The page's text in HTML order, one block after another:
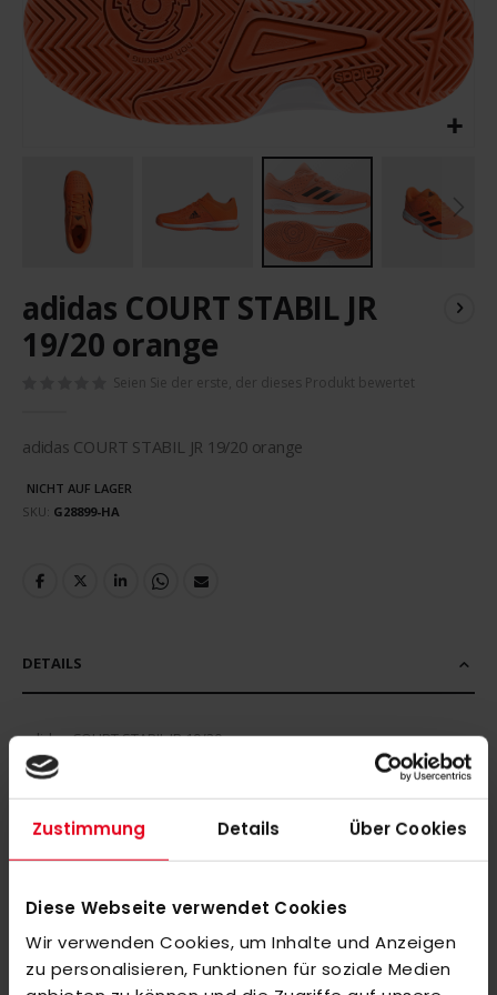
Zustimmung Details Über Cookies
Diese Webseite verwendet Cookies
Wir verwenden Cookies, um Inhalte und Anzeigen
zu personalisieren, Funktionen für soziale Medien
Anfang
der
Bildergalerie
adidas COURT STABIL JR
19/20 orange
Seien Sie der erste, der dieses Produkt bewertet
adidas COURT STABIL JR 19/20 orange
NICHT AUF LAGER
SKU G28899-HA
DETAILS
adidas COURT STABIL JR 19/20 orange
MEHR INFORMATIONEN
ÄHNLICHE PRODUKTE
Markieren Sie die Artikel, um Sie dem Warenkorb hinzuzufügen
oder Alle auswählen